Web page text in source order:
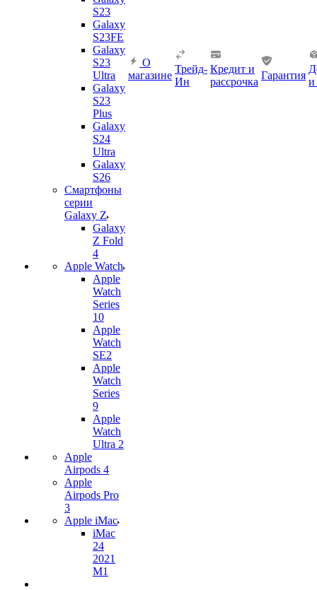
S23
Galaxy
S23FE
Galaxy
S23
Ultra
Galaxy
S23
Plus
Galaxy
S24
Ultra
Galaxy
S26
Смартфоны
серии
Galaxy Z
Galaxy
Z Fold
4
Apple Watch
Apple
Watch
Series
10
Apple
Watch
SE2
Apple
Watch
Series
9
Apple
Watch
Ultra 2
Apple
Airpods 4
Apple
Airpods Pro
3
Apple iMac
iMac
24
2021
M1
О
магазине
Трейд-
Ин
Кредит и
рассрочка
Гарантия
и